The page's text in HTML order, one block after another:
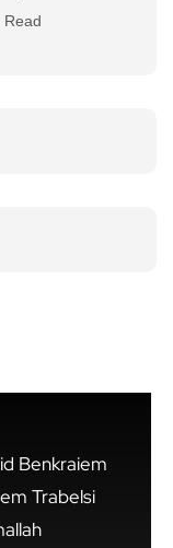
Read
Benkraiem
Trabelsi